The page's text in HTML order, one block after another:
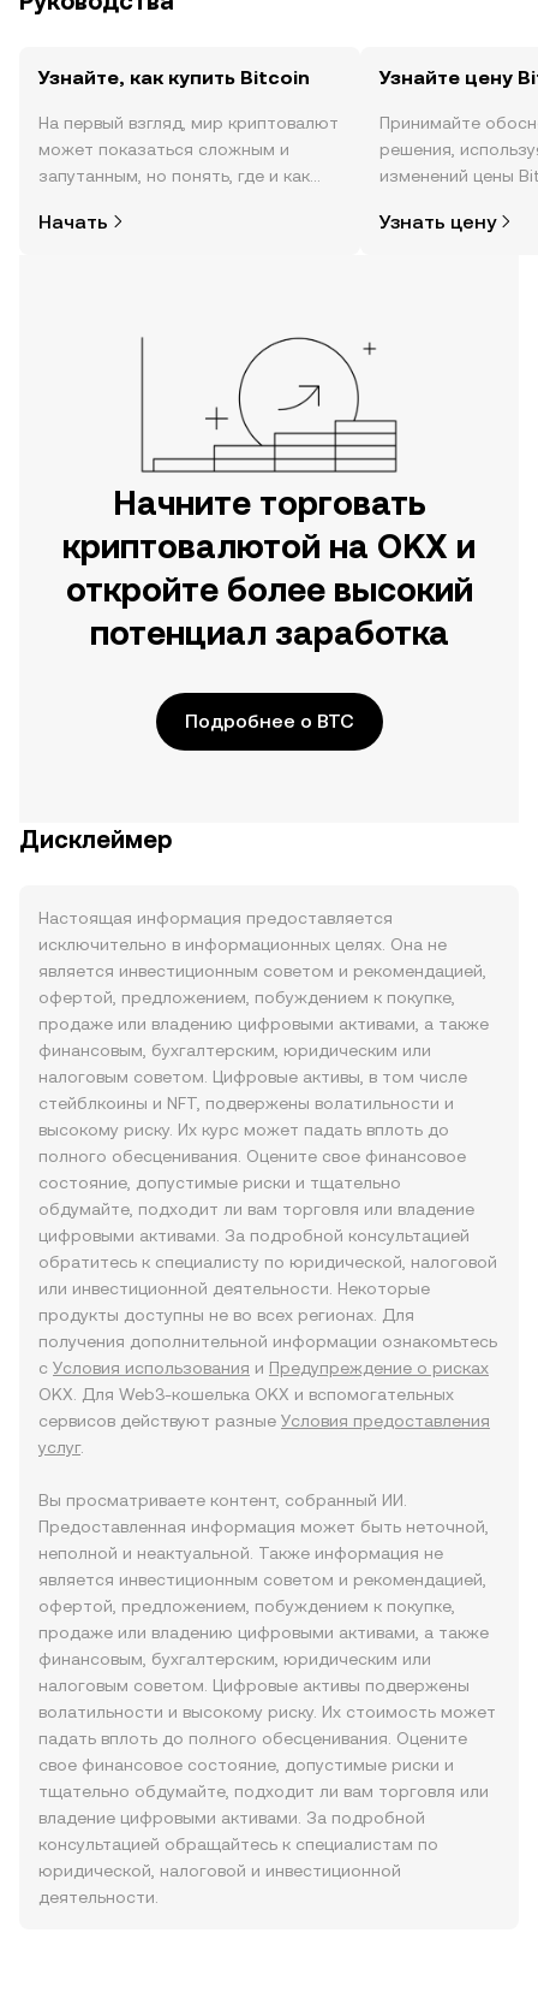
Узнайте, как купить Bitcoin
На первый взгляд, мир криптовалют
может показаться сложным и
запутанным, но понять, где и как
так сложно. Начните исследовать
Начать
Узнайте цену
Принимайте
решения,
изменений цены
сообществе,
Узнать цену
Начните торговать
криптовалютой на OKX и
откройте более высокий
потенциал заработка
Подробнее о BTC
Дисклеймер
Настоящая информация предоставляется
исключительно в информационных целях. Она не
является инвестиционным советом и рекомендацией,
офертой, предложением, побуждением к покупке,
продаже или владению цифровыми активами, а также
финансовым, бухгалтерским, юридическим или
налоговым советом. Цифровые активы, в том числе
стейблкоины и NFT, подвержены волатильности и
высокому риску. Их курс может падать вплоть до
полного обесценивания. Оцените свое финансовое
состояние, допустимые риски и тщательно
обдумайте, подходит ли вам торговля или владение
цифровыми активами. За подробной консультацией
обратитесь к специалисту по юридической, налоговой
или инвестиционной деятельности. Некоторые
продукты доступны не во всех регионах. Для
получения дополнительной информации ознакомьтесь
с Условия использования и Предупреждение о рисках
OKX. Для Web3-кошелька OKX и вспомогательных
сервисов действуют разные Условия предоставления
услуг.
Вы просматриваете контент, собранный ИИ.
Предоставленная информация может быть неточной,
неполной и неактуальной. Также информация не
является инвестиционным советом и рекомендацией,
офертой, предложением, побуждением к покупке,
продаже или владению цифровыми активами, а также
финансовым, бухгалтерским, юридическим или
налоговым советом. Цифровые активы подвержены
волатильности и высокому риску. Их стоимость может
падать вплоть до полного обесценивания. Оцените
свое финансовое состояние, допустимые риски и
тщательно обдумайте, подходит ли вам торговля или
владение цифровыми активами. За подробной
консультацией обращайтесь к специалистам по
юридической, налоговой и инвестиционной
деятельности.